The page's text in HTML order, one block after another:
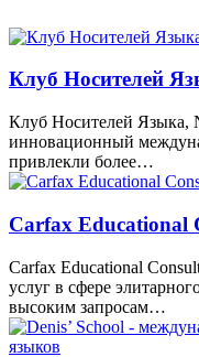
Клуб Носителей
Клуб Носителей Языка,
инновационный
привлекли более…
Carfax Educational
Carfax Educational
услуг в сфере
высоким запросам…